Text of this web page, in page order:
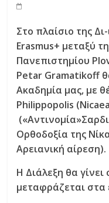
Στο πλαίσιο της
Erasmus+ μεταξύ
Πανεπιστημίου
Petar Gramatikoff
Ακαδημία μας, με
Philippopolis (
Ορθοδοξία της
Αρειανική αίρεση).
Η Διάλεξη θα
μεταφράζεται στα